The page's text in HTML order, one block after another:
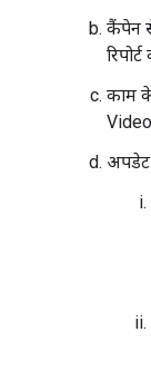
कैंपेन
काम
अपडेट